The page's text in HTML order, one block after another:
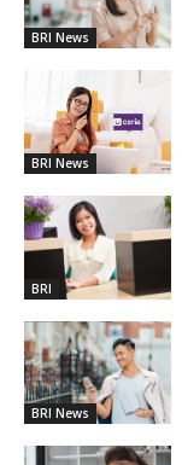
BRI News
BRI News
BRI
BRI News